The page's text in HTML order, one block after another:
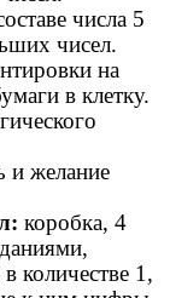
числа 5
чисел.
на
в клетку.
и желание
коробка, 4
количестве 1,